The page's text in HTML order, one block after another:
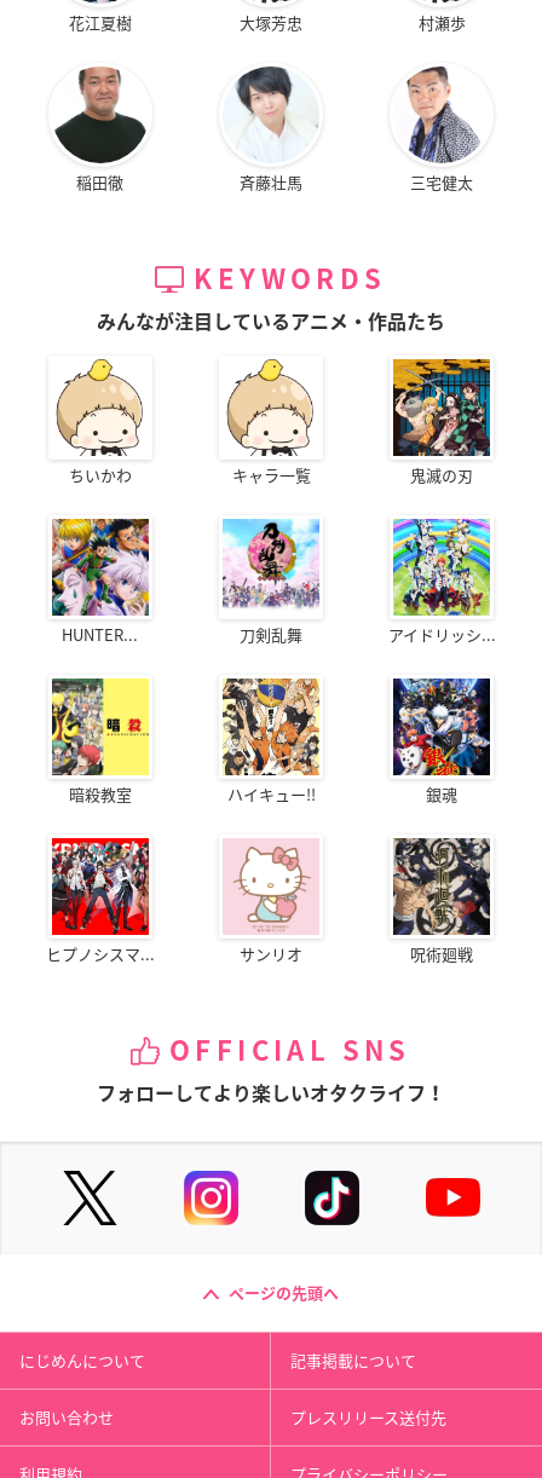
花江夏樹 大塚芳忠 村瀬歩
稲田徹 斉藤壮馬 三宅健太
KEYWORDS
みんなが注目しているアニメ・作品たち
ちいかわ キャラ一覧 鬼滅の刃
HUNTER... 刀剣乱舞 アイドリッシ...
暗殺教室 ハイキュー!! 銀魂
ヒプノシスマ... サンリオ 呪術廻戦
OFFICIAL SNS
フォローしてより楽しいオタクライフ！
ページの先頭へ
にじめんについて 記事掲載について
お問い合わせ プレスリリース送付先